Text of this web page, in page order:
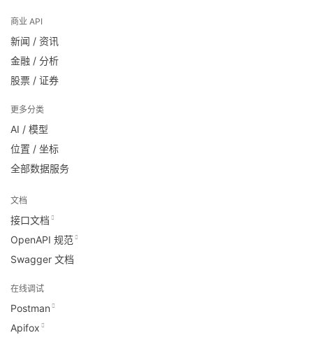
商业 API
新闻 / 资讯
金融 / 分析
股票 / 证券
更多分类
AI / 模型
位置 / 坐标
全部数据服务
文档
接口文档
OpenAPI 规范
Swagger 文档
在线调试
Postman
Apifox